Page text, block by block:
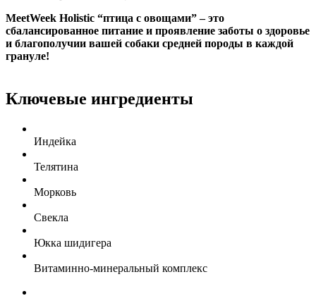
MeetWeek Holistic “птица с овощами” – это
сбалансированное питание и проявление заботы о здоровье
и благополучии вашей собаки средней породы в каждой
грануле!
Ключевые ингредиенты
Индейка
Телятина
Морковь
Cвекла
Юкка шидигера
Витаминно-минеральный комплекс